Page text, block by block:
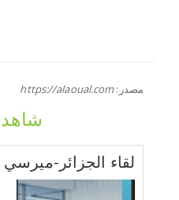
مصدر:https://alaoual.com
لقاء الجزائر-ميرسي